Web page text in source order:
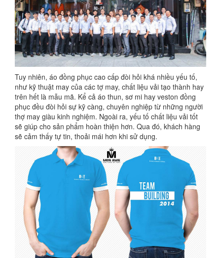
Tuy nhiên, áo đồng phục cao cấp đòi hỏi khá nhiều yếu tố,
như kỹ thuật may của các tợ may, chất liệu vải tạo thành hay
trên hết là mẫu mã. Kể cả áo thun, sơ mi hay veston đồng
phục đều đòi hỏi sự kỹ càng, chuyên nghiệp từ những người
thợ may giàu kinh nghiệm. Ngoài ra, yếu tố chất liệu vải tốt
sẽ giúp cho sản phẩm hoàn thiện hơn. Qua đó, khách hàng
sẽ cảm thấy tự tin, thoải mái hơn khi sử dụng.